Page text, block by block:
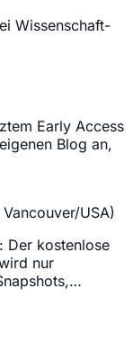
Wissenschaft-
Early Access
Blog an,
USA)
Der kostenlose
nur